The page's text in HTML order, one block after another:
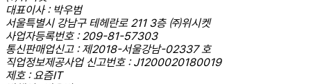
대표이사 : 박우범
서울특별시 강남구 테헤란로 211 3층 ㈜위시켓
사업자등록번호 : 209-81-57303
통신판매업신고 : 제2018-서울강남-02337 호
직업정보제공사업 신고번호 : J1200020180019
제호 : 요즘IT